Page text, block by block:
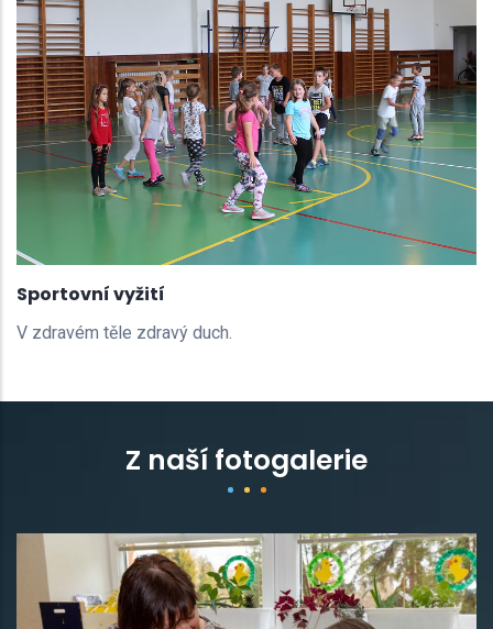
Sportovní vyžití
V zdravém těle zdravý duch.
Z naší fotogalerie